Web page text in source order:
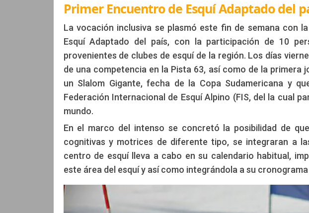
Primer Encuentro de Esquí Adaptado del
La vocación inclusiva se plasmó este fin de semana con
Esquí Adaptado del país, con la participación de 10
provenientes de clubes de esquí de la región. Los días
de una competencia en la Pista 63, así como de la primera
un Slalom Gigante, fecha de la Copa Sudamericana y
Federación Internacional de Esquí Alpino (FIS, del la cual
mundo.
En el marco del intenso se concretó la posibilidad de
cognitivas y motrices de diferente tipo, se integraran a
centro de esquí lleva a cabo en su calendario habitual,
este área del esquí y así como integrándola a su